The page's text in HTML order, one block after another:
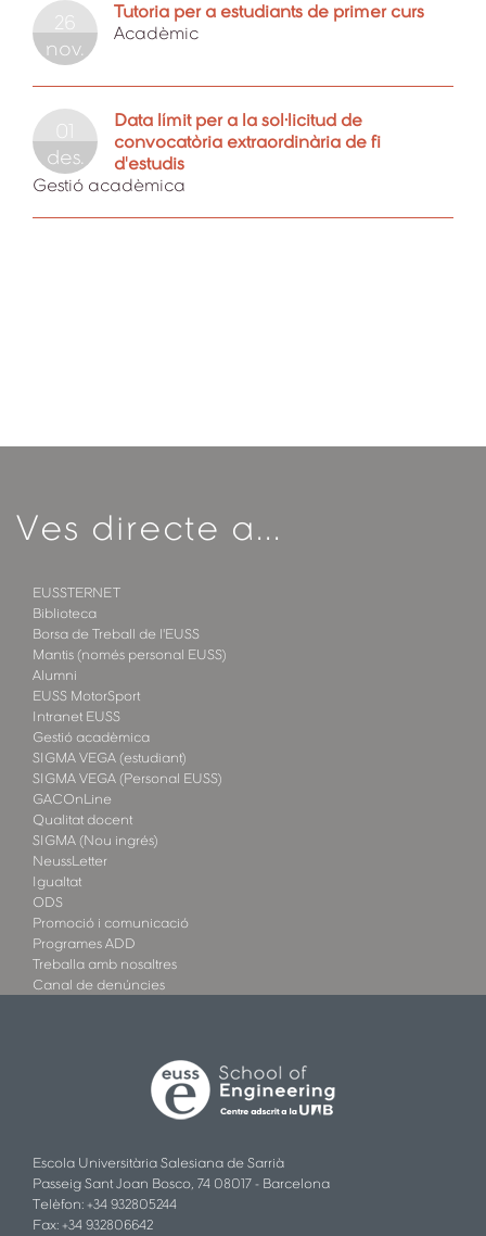
26
nov.
Tutoria per a estudiants de primer curs
Acadèmic
01
des.
Data límit per a la sol·licitud de
convocatòria extraordinària de fi
d'estudis
Gestió acadèmica
Ves directe a...
EUSSTERNET
Biblioteca
Borsa de Treball de l'EUSS
Mantis (només personal EUSS)
Alumni
EUSS MotorSport
Intranet EUSS
Gestió acadèmica
SIGMA VEGA (estudiant)
SIGMA VEGA (Personal EUSS)
GACOnLine
Qualitat docent
SIGMA (Nou ingrés)
NeussLetter
Igualtat
ODS
Promoció i comunicació
Programes ADD
Treballa amb nosaltres
Canal de denúncies
Escola Universitària Salesiana de Sarrià
Passeig Sant Joan Bosco, 74 08017 - Barcelona
Telèfon: +34 932805244
Fax: +34 932806642